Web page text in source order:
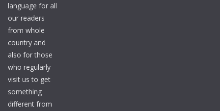
language for all
our readers
from whole
country and
also for those
who regularly
visit us to get
something
different from